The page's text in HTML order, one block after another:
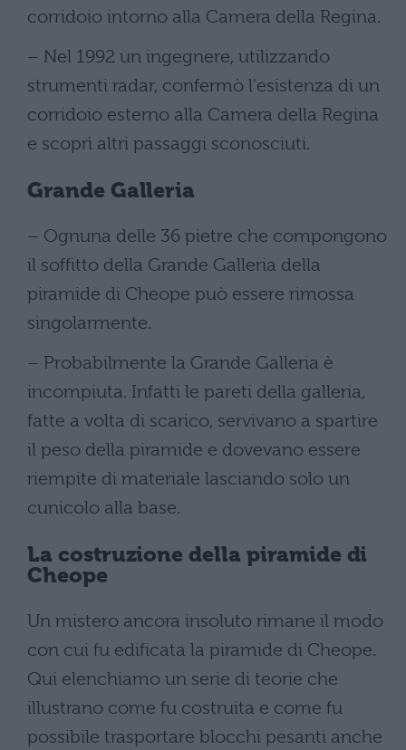
corridoio intorno alla Camera della Regina.
– Nel 1992 un ingegnere, utilizzando
strumenti radar, confermò l'esistenza di un
corridoio esterno alla Camera della Regina
e scoprì altri passaggi sconosciuti.
Grande Galleria
– Ognuna delle 36 pietre che compongono
il soffitto della Grande Galleria della
piramide di Cheope può essere rimossa
singolarmente.
– Probabilmente la Grande Galleria è
incompiuta. Infatti le pareti della galleria,
fatte a volta di scarico, servivano a spartire
il peso della piramide e dovevano essere
riempite di materiale lasciando solo un
cunicolo alla base.
La costruzione della piramide di
Cheope
Un mistero ancora insoluto rimane il modo
con cui fu edificata la piramide di Cheope.
Qui elenchiamo un serie di teorie che
illustrano come fu costruita e come fu
possibile trasportare blocchi pesanti anche